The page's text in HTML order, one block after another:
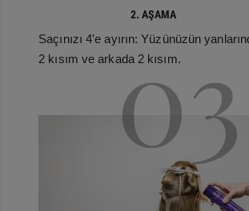
2. AŞAMA
Saçınızı 4'e ayırın: Yüzünüzün
2 kısım ve arkada 2 kısım.03